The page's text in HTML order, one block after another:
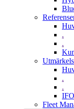
.
.
.
.
Fleet